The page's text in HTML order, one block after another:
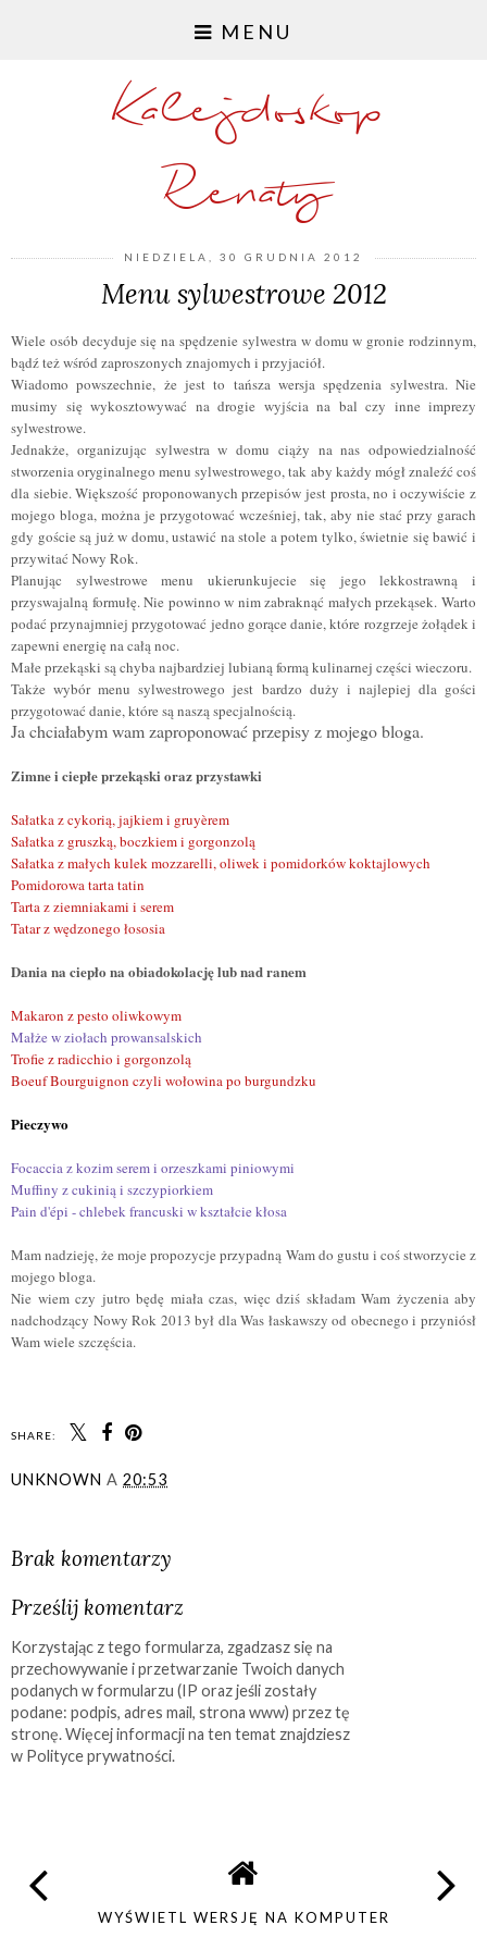
MENU
Kalejdoskop
Renaty
NIEDZIELA, 30 GRUDNIA 2012
Menu sylwestrowe 2012
Wiele osób decyduje się na spędzenie sylwestra w domu w gronie rodzinnym,
bądź też wśród zaproszonych znajomych i przyjaciół.
Wiadomo powszechnie, że jest to tańsza wersja spędzenia sylwestra. Nie
musimy się wykosztowywać na drogie wyjścia na bal czy inne imprezy
sylwestrowe.
Jednakże, organizując sylwestra w domu ciąży na nas odpowiedzialność
stworzenia oryginalnego menu sylwestrowego, tak aby każdy mógł znaleźć coś
dla siebie. Większość proponowanych przepisów jest prosta, no i oczywiście z
mojego bloga, można je przygotować wcześniej, tak, aby nie stać przy garach
gdy goście są już w domu, ustawić na stole a potem tylko, świetnie się bawić i
przywitać Nowy Rok.
Planując sylwestrowe menu ukierunkujecie się jego lekkostrawną i
przyswajalną formułę. Nie powinno w nim zabraknąć małych przekąsek. Warto
podać przynajmniej przygotować jedno gorące danie, które rozgrzeje żołądek i
zapewni energię na całą noc.
Małe przekąski są chyba najbardziej lubianą formą kulinarnej części wieczoru.
Także wybór menu sylwestrowego jest bardzo duży i najlepiej dla gości
przygotować danie, które są naszą specjalnością.
Ja chciałabym wam zaproponować przepisy z mojego bloga.
Zimne i ciepłe przekąski oraz przystawki
Sałatka z cykorią, jajkiem i gruyèrem
Sałatka z gruszką, boczkiem i gorgonzolą
Sałatka z małych kulek mozzarelli, oliwek i pomidorków koktajlowych
Pomidorowa tarta tatin
Tarta z ziemniakami i serem
Tatar z wędzonego łososia
Dania na ciepło na obiadokolację lub nad ranem
Makaron z pesto oliwkowym
Małże w ziołach prowansalskich
Trofie z radicchio i gorgonzolą
Boeuf Bourguignon czyli wołowina po burgundzku
Pieczywo
Focaccia z kozim serem i orzeszkami piniowymi
Muffiny z cukinią i szczypiorkiem
Pain d'épi - chlebek francuski w kształcie kłosa
Mam nadzieję, że moje propozycje przypadną Wam do gustu i coś stworzycie z
mojego bloga.
Nie wiem czy jutro będę miała czas, więc dziś składam Wam życzenia aby
nadchodzący Nowy Rok 2013 był dla Was łaskawszy od obecnego i przyniósł
Wam wiele szczęścia.
SHARE:
UNKNOWN A 20:53
Brak komentarzy
Prześlij komentarz
Korzystając z tego formularza, zgadzasz się na
przechowywanie i przetwarzanie Twoich danych
podanych w formularzu (IP oraz jeśli zostały
podane: podpis, adres mail, strona www) przez tę
stronę. Więcej informacji na ten temat znajdziesz
w Polityce prywatności.
WYŚWIETL WERSJĘ NA KOMPUTER